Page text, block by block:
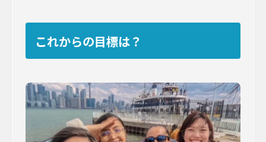
これからの目標は？